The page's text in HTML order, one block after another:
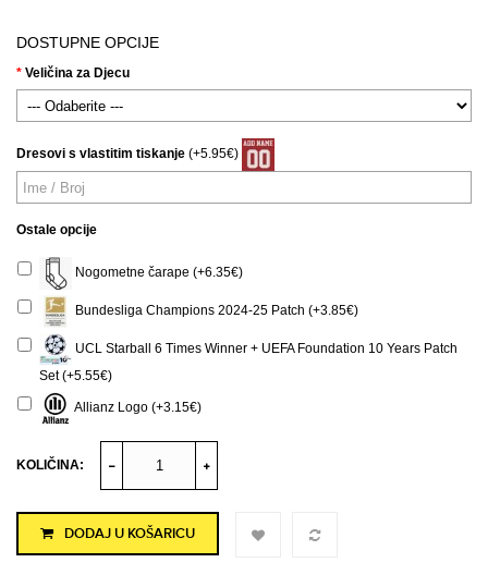
DOSTUPNE OPCIJE
Veličina za Djecu
Dresovi s vlastitim tiskanje (+5.95€)
Ostale opcije
Nogometne čarape (+6.35€)
Bundesliga Champions 2024-25 Patch (+3.85€)
UCL Starball 6 Times Winner + UEFA Foundation 10 Years Patch
Set (+5.55€)
Allianz Logo (+3.15€)
KOLIČINA:
DODAJ U KOŠARICU